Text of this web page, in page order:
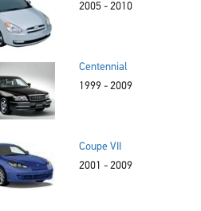
2005 - 2010
Centennial
1999 - 2009
Coupe VII
2001 - 2009